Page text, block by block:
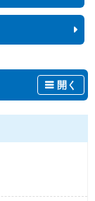
開く